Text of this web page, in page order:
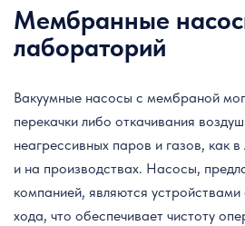
Мембранные
лабораторий
Вакуумные насосы с мембраной
перекачки либо откачивания
неагрессивных паров и газов, как
и на производствах. Насосы,
компанией, являются устройствами
хода, что обеспечивает чистоту